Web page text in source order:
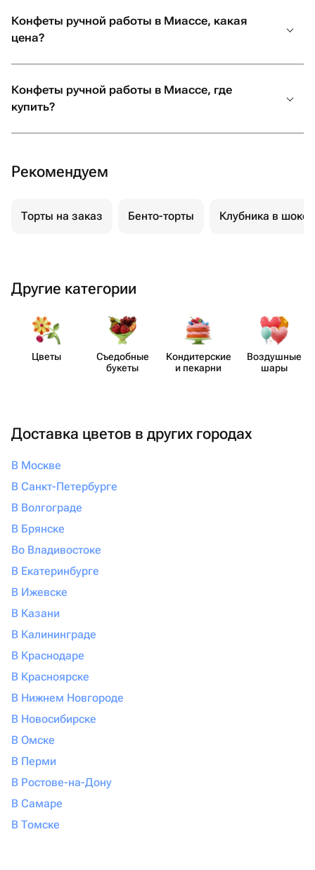
Конфеты ручной работы в Миассе, какая
цена?
Конфеты ручной работы в Миассе, где
купить?
Рекомендуем
Торты на заказ Бенто-торты Клубника в
Другие категории
Цветы
Съедобные
букеты
Кондит​ерские
и пекарни
Воздушные
шары
Доставка цветов в других городах
В Москве
В Санкт-Петербурге
В Волгограде
В Брянске
Во Владивостоке
В Екатеринбурге
В Ижевске
В Казани
В Калининграде
В Краснодаре
В Красноярске
В Нижнем Новгороде
В Новосибирске
В Омске
В Перми
В Ростове-на-Дону
В Самаре
В Томске